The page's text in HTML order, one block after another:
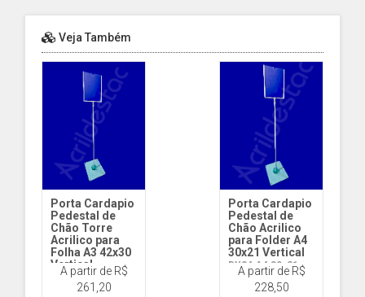
Veja Também
Porta Cardapio
Pedestal de
Chão Torre
Acrilico para
Folha A3 42x30
Vertical
DY33 A3 42x30
reto Vert
A partir de R$
261,20
Porta Cardapio
Pedestal de
Chão Acrilico
para Folder A4
30x21 Vertical
DY24 A4 30x21
reto Vert
A partir de R$
228,50